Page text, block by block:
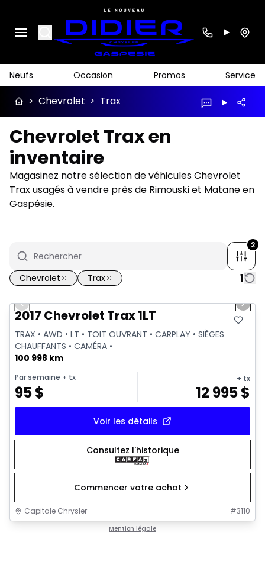
Search
Neufs Occasion Promos Service
> Chevrolet > Trax
Chevrolet Trax en
inventaire
Magasinez notre sélection de véhicules Chevrolet
Trax usagés à vendre près de Rimouski et Matane en
Gaspésie.
2
Chevrolet Trax 1
Vidéo disponible
Très bonne offre
Previous slide Next
2017 Chevrolet Trax 1LT
TRAX • AWD • LT • TOIT OUVRANT • CARPLAY • SIÈGES
CHAUFFANTS • CAMÉRA •
100 998 km
Par semaine + tx
95$
+ tx
12 995$
Voir les détails
Consultez l'historique
Commencer votre achat
Capitale Chrysler #3110
Mention légale